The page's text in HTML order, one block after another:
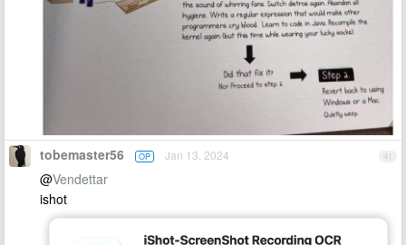
41
tobemaster56 OP Jan 13, 2024
@Vendettar
ishot